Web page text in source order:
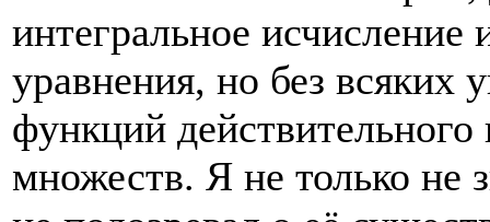
интегральное
уравнения, но без всяких
функций
множеств. Я не только не